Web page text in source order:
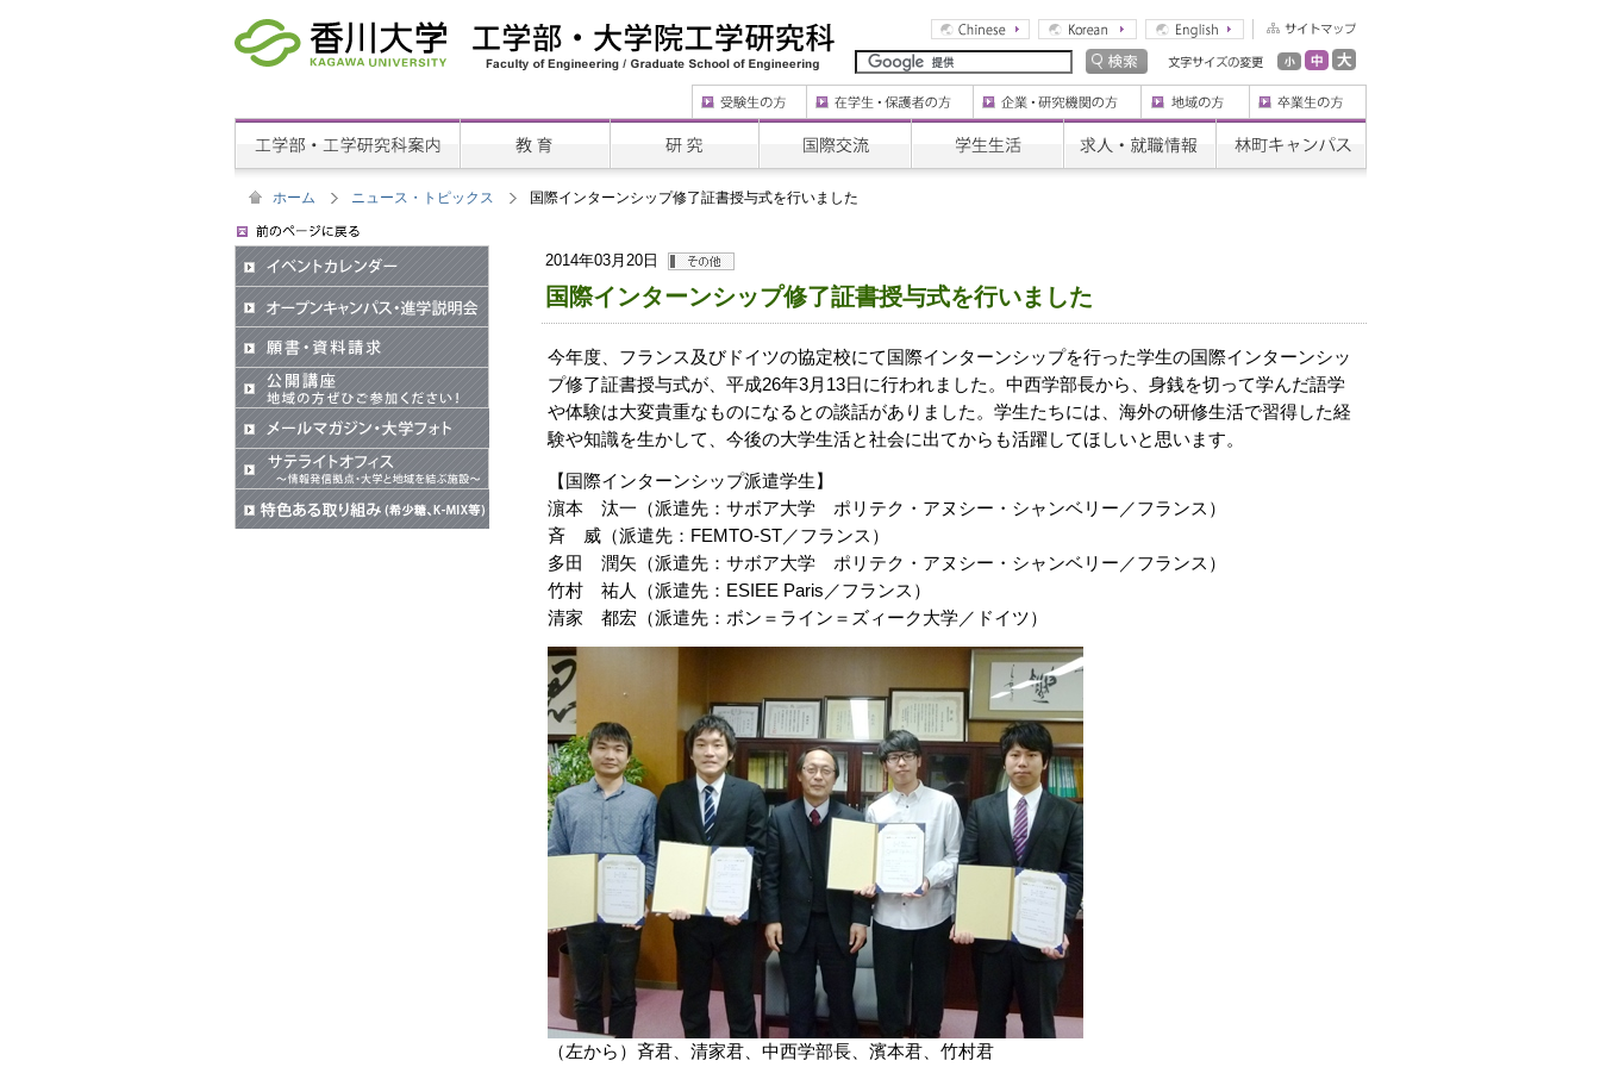
ホーム ニュース・トピックス 国際インターンシップ修了証書授与式を行いました
2014年03月20日
国際インターンシップ修了証書授与式を行いました
今年度、フランス及びドイツの協定校にて国際インターンシップを行った学生の国際インターンシッ
プ修了証書授与式が、平成26年3月13日に行われました。中西学部長から、身銭を切って学んだ語学
や体験は大変貴重なものになるとの談話がありました。学生たちには、海外の研修生活で習得した経
験や知識を生かして、今後の大学生活と社会に出てからも活躍してほしいと思います。
【国際インターンシップ派遣学生】
濵本 汰一（派遣先：サボア大学 ポリテク・アヌシー・シャンベリー／フランス）
斉 威（派遣先：FEMTO-ST／フランス）
多田 潤矢（派遣先：サボア大学 ポリテク・アヌシー・シャンベリー／フランス）
竹村 祐人（派遣先：ESIEE Paris／フランス）
清家 都宏（派遣先：ボン＝ライン＝ズィーク大学／ドイツ）
（左から）斉君、清家君、中西学部長、濱本君、竹村君